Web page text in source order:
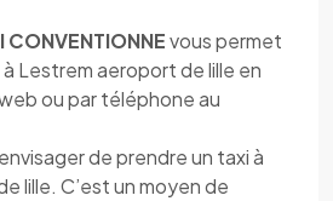
CONVENTIONNEvous permet
Lestrem aeroport de lille en
ou par téléphone au
de prendre un taxi à
lille. C’est un moyen de